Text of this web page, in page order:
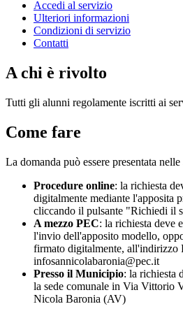
Accedi al servizio
Ulteriori informazioni
Condizioni di servizio
Contatti
A chi è rivolto
Tutti gli alunni regolamente iscritti ai
Come fare
La domanda può essere presentata
Procedure online: la richiesta
digitalmente mediante l'apposita
cliccando il pulsante "Richiedi il
A mezzo PEC: la richiesta deve
l'invio dell'apposito modello,
firmato digitalmente, all'indirizzo
infosannicolabaronia@pec.it
Presso il Municipio: la richiesta
la sede comunale in Via Vittorio
Nicola Baronia (AV)